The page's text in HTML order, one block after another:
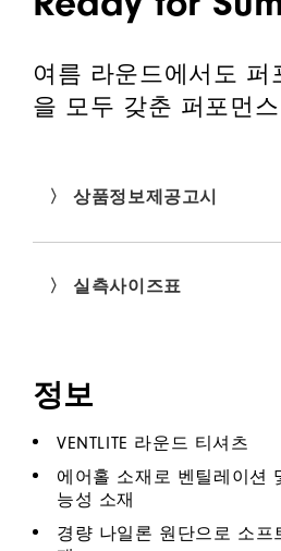
여름 라운드에서도 퍼
을 모두 갖춘 퍼포먼
〉 상품정보제공고시
〉 실측사이즈표
정보
VENTLITE 라운드 티셔츠
에어홀 소재로 벤틸레이션
능성 소재
경량 나일론 원단으로 소프